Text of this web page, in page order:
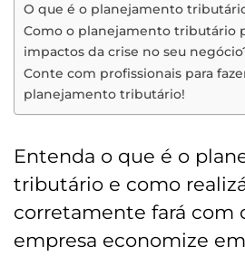
O que é o planejamento
Como o planejamento tributário
impactos da crise no seu
Conte com profissionais para
planejamento tributário!
Entenda o que é o
tributário e como
corretamente fará com
empresa economize